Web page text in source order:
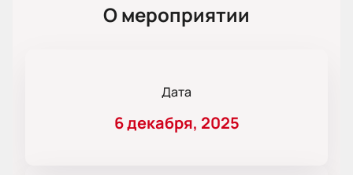
О мероприятии
Дата
6 декабря, 2025